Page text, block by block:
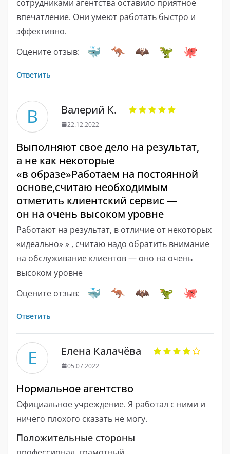
сотрудниками агентства оставило приятное
впечатление. Они умеют работать быстро и
эффективно.
Оцените отзыв:
Ответить
В Валерий К.
22.12.2022
Выполняют свое дело на результат,
а не как некоторые
«в образе»Работаем на постоянной
основе,считаю необходимым
отметить клиентский сервис —
он на очень высоком уровне
Работают на результат, в отличие от некоторых
«идеально» » , считаю надо обратить внимание
на обслуживание клиентов — оно на очень
высоком уровне
Оцените отзыв:
Ответить
Е Елена Калачёва
05.07.2022
Нормальное агентство
Официальное учреждение. Я работал с ними и
ничего плохого сказать не могу.
Положительные стороны